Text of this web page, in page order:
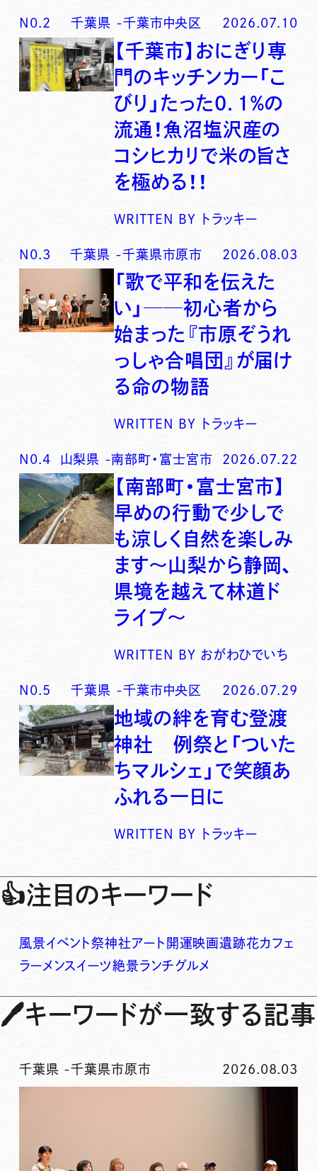
N0. 2 千葉県 -千葉市中央区 2026.07.10
【千葉市】おにぎり専
門のキッチンカー「こ
びり」たった0．1％の
流通！魚沼塩沢産の
コシヒカリで米の旨さ
を極める！！
WRITTEN BY トラッキー
N0. 3 千葉県 -千葉県市原市 2026.08.03
「歌で平和を伝えた
い」──初心者から
始まった『市原ぞうれ
っしゃ合唱団』が届け
る命の物語
WRITTEN BY トラッキー
N0. 4 山梨県 -南部町・富士宮市 2026.07.22
【南部町・富士宮市】
早めの行動で少しで
も涼しく自然を楽しみ
ます〜山梨から静岡、
県境を越えて林道ド
ライブ〜
WRITTEN BY おがわひでいち
N0. 5 千葉県 -千葉市中央区 2026.07.29
地域の絆を育む登渡
神社 例祭と「ついた
ちマルシェ」で笑顔あ
ふれる一日に
WRITTEN BY トラッキー
👍注目のキーワード
風景イベント祭神社アート 開運映画遺跡花カフェ
ラーメンスイーツ絶景ランチグルメ
🖊キーワードが一致する記事
千葉県 -千葉県市原市 2026.08.03